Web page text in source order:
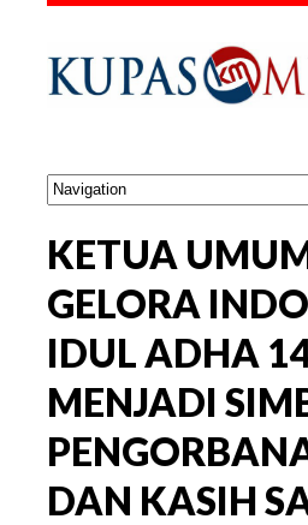
KETUA
GELORA
IDUL ADHA
MENJADI
DAN KASIH